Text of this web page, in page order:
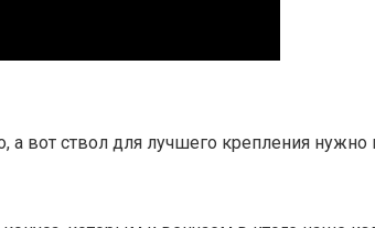
а вот ствол для лучшего крепления